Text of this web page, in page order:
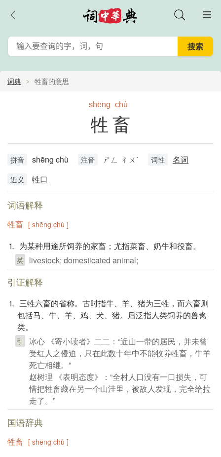
词典 牲畜的意思
shēng chù
牲畜
拼音 shēng chù 注音 ㄕㄥ ㄔㄨˋ 词性 名词
近义 牲口
词语解释
牲畜 [ shēng chù ]
⒈ 为某种用途所饲养的家畜；尤指菜畜、奶牛和役畜。
英 livestock; domesticated animal;
引证解释
⒈ 三牲六畜的省称。古时指牛、羊、猪为三牲，而六畜则
包括马、牛、羊、鸡、犬、猪。后泛指人类饲养的兽禽
类。
引
冰心 《寄小读者》二二：“近山一带的居民，并未曾
受红人之侵迫，只在此数十年中不能牧养牲畜，牛羊
死亡相继。”
赵树理 《表明态度》：“全村人口没有一口损失，可
惜把牲畜藏在另一个山洼里，被敌人发现，完全给拉
走了。”
国语辞典
牲畜 [ shēng chù ]